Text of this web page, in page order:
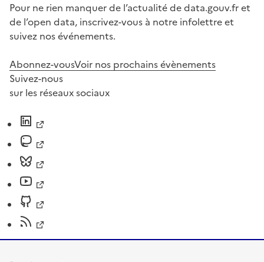
Pour ne rien manquer de l’actualité de data.gouv.fr et
de l’open data, inscrivez-vous à notre infolettre et
suivez nos événements.
Abonnez-vousVoir nos prochains évènements
Suivez-nous
sur les réseaux sociaux